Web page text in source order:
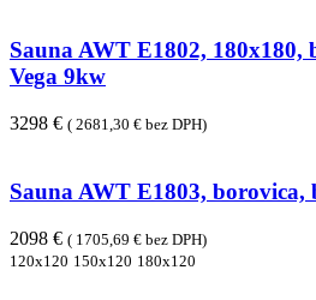
Sauna AWT E1802,
Vega 9kw
3298 € ( 2681,30 € bez DPH)
Sauna AWT E1803, borovica,
2098 € ( 1705,69 € bez DPH)
120x120 150x120 180x120